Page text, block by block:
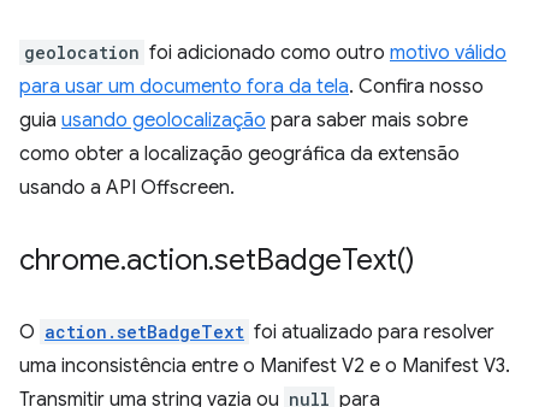
geolocation foi adicionado como outro motivo válido
para usar um documento fora da tela. Confira nosso
guia usando geolocalização para saber mais sobre
como obter a localização geográfica da extensão
usando a API Offscreen.
chrome.action.setBadgeText()
O action.setBadgeText foi atualizado para resolver
uma inconsistência entre o Manifest V2 e o Manifest V3.
Transmitir uma string vazia ou null para